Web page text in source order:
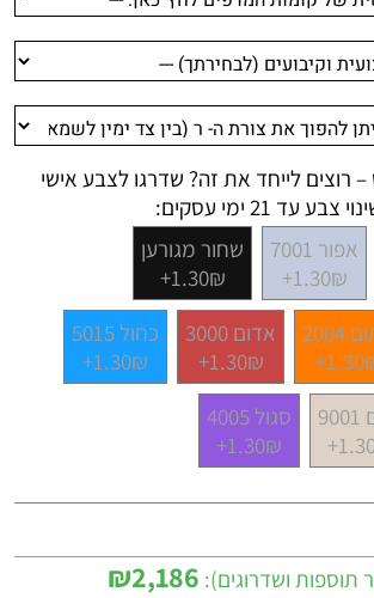
רוצים לייחד את זה? שדרגו לצבע אישי
21 ימי עסקים:
אפור 7001
1.30₪+
שחור מגורען
1.30₪+
אדום 3000
1.30₪+
כחול 5015
1.30₪+
סגול 4005
1.30₪+
ושדרוגים): ₪2,186